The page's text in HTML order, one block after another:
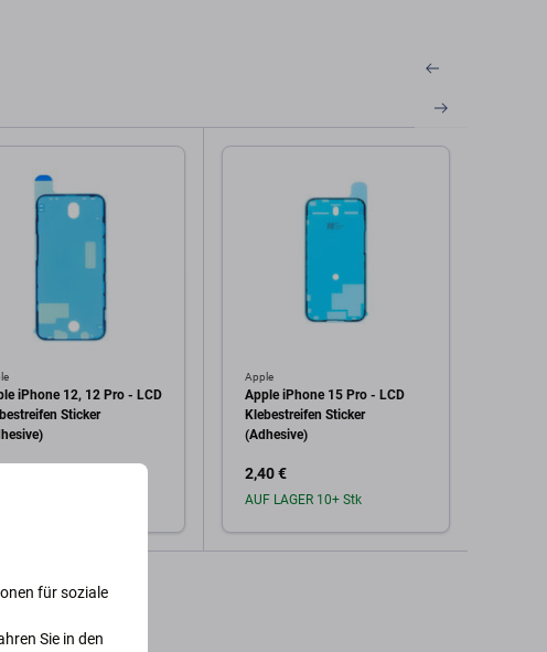
iPhone 12, 12 Pro - LCD
Sticker
Apple
Apple iPhone 15 Pro - LCD
Klebestreifen Sticker
(Adhesive)
2,40 €
AUF LAGER 10+ Stk
für soziale
Sie in den